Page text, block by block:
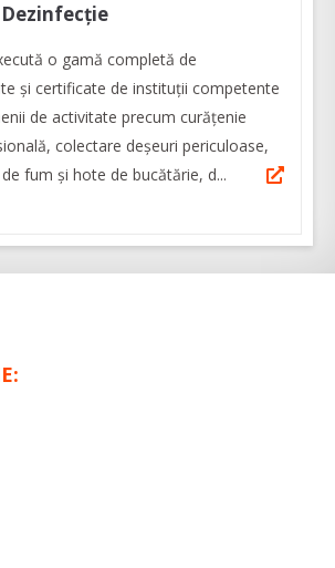
o gamă completă de
și certificate de instituții competente
de activitate precum curățenie
colectare deșeuri periculoase,
fum și hote de bucătărie, d...